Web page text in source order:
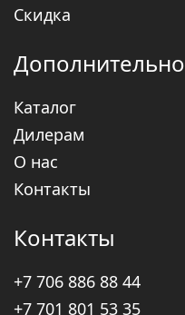
Скидка
Дополнительно
Каталог
Дилерам
О нас
Контакты
Контакты
+7 706 886 88 44
+7 701 801 53 35